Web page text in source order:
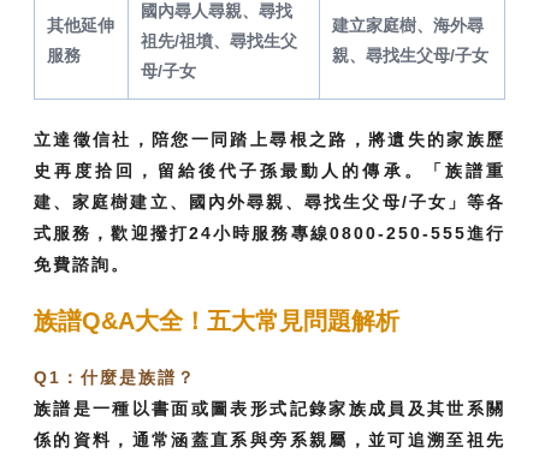
其他延伸
服務
國內尋人尋親、尋找
祖先/祖墳、尋找生父
母/子女
建立家庭樹、海外尋
親、尋找生父母/子女
立達徵信社，陪您一同踏上尋根之路，將遺失的家族歷
史再度拾回，留給後代子孫最動人的傳承。「族譜重
建、家庭樹建立、國內外尋親、尋找生父母/子女」等各
式服務，歡迎撥打24小時服務專線0800-250-555進行
免費諮詢。
族譜Q&A大全！五大常見問題解析
Q1：什麼是族譜？
族譜是一種以書面或圖表形式記錄家族成員及其世系關
係的資料，通常涵蓋直系與旁系親屬，並可追溯至祖先